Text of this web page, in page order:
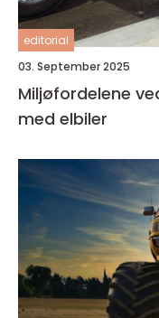
editorial
03. September 2025
Miljøfordelene
med elbiler